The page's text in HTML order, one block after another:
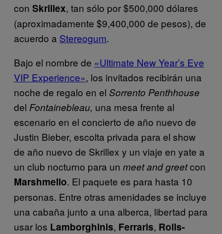
con Skrillex, tan sólo por $500,000 dólares
(aproximadamente $9,400,000 de pesos), de
acuerdo a Stereogum.
Bajo el nombre de «Ultimate New Year’s Eve
VIP Experience», los invitados recibirán una
noche de regalo en el Sorrento Penthhouse
del Fontainebleau, una mesa frente al
escenario en el concierto de año nuevo de
Justin Bieber, escolta privada para el show
de año nuevo de Skrillex y un viaje en yate a
un club nocturno para un meet and greetcon
Marshmello. El paquete es para hasta 10
personas. Entre otras amenidades se incluye
una cabaña junto a una alberca, libertad para
usar los Lamborghinis, Ferraris, Rolls-